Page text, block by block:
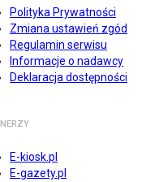
Polityka Prywatności
Zmiana ustawień zgód
Regulamin serwisu
Informacje o nadawcy
Deklaracja dostępności
E-kiosk.pl
E-gazety.pl